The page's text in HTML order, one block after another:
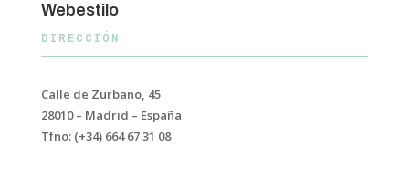
Webestilo
DIRECCIÓN
Calle de Zurbano, 45
28010 – Madrid – España
Tfno: (+34) 664 67 31 08